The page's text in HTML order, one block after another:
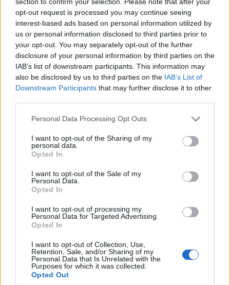
opt-out request is processed you may continue seeing
interest-based ads based on personal information utilized by
us or personal information disclosed to third parties prior to
your opt-out. You may separately opt-out of the further
disclosure of your personal information by third parties on the
IAB’s list of downstream participants. This information may
also be disclosed by us to third parties on the IAB’s List of
Downstream Participants that may further disclose it to other
Please note that this website/app uses one or more Google
not limited to your visit or usage behaviour. You may click to
grant or deny consent to Google and its third-party tags to
use your data for below specified purposes in below Google
consent section.
Personal Data Processing Opt Outs
I want to opt-out of the Sharing of my
personal data.
Opted In
I want to opt-out of the Sale of my
Personal Data.
Opted In
I want to opt-out of processing my
Personal Data for Targeted Advertising.
Opted In
I want to opt-out of Collection, Use,
Retention, Sale, and/or Sharing of my
Personal Data that Is Unrelated with the
Purposes for which it was collected.
Opted Out
ΕΠΙΣΗΜΑΣΜΕΝΟ ΜΕ: "LIVE NEWS" , «Η ΓΗ ΤΗΣ ΕΛΙΑΣ» ,
«ΚΟΙΝΩΝΙΑ ΩΡΑ MEGA» , «ΣΥΜΠΕΘΕΡΟΙ ΑΠ’ ΤΑ ΤΙΡΑΝΑ» ,
«ΦΩΣ ΣΤΟ ΤΟΥΝΕΛ»